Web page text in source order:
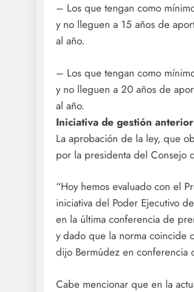
– Los que tengan como
y no lleguen a 15 años de
al año.
– Los que tengan como
y no lleguen a 20 años de
al año.
Iniciativa de gestión anterior
La aprobación de la ley, que
por la presidenta del Consejo
“Hoy hemos evaluado con el
iniciativa del Poder Ejecutivo
en la última conferencia de
y dado que la norma coincide
dijo Bermúdez en conferencia
Cabe mencionar que en la